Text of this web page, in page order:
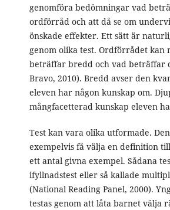
genomföra bedömningar vad
ordförråd och att då se om
önskade effekter. Ett sätt är
genom olika test. Ordförrådet kan
beträffar bredd och vad beträffar
Bravo, 2010). Bredd avser den
eleven har någon kunskap om.
mångfacetterad kunskap eleven
Test kan vara olika utformade.
exempelvis få välja en definition
ett antal givna exempel. Sådana
ifyllnadstest eller så kallade
(National Reading Panel, 2000).
testas genom att låta barnet välja